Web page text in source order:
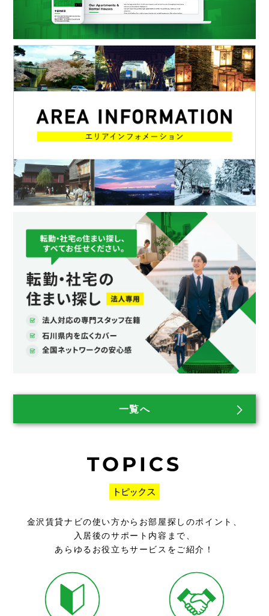
一覧へ
金沢賃貸ナビの使い方からお部屋探しのポイント、
入居後のサポート内容まで、
あらゆるお役立ちサービスをご紹介！